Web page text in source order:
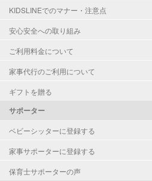
KIDSLINEでのマナー・注意点
安心安全への取り組み
ご利用料金について
家事代行のご利用について
ギフトを贈る
サポーター
ベビーシッターに登録する
家事サポーターに登録する
保育士サポーターの声